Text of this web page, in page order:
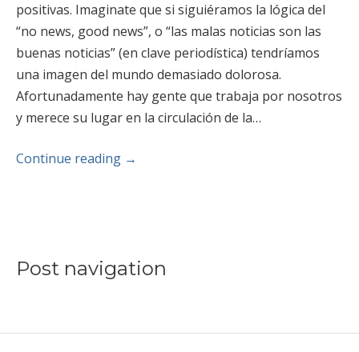
positivas. Imaginate que si siguiéramos la lógica del
“no news, good news”, o “las malas noticias son las
buenas noticias” (en clave periodística) tendríamos
una imagen del mundo demasiado dolorosa.
Afortunadamente hay gente que trabaja por nosotros
y merece su lugar en la circulación de la…
Continue reading →
Post navigation